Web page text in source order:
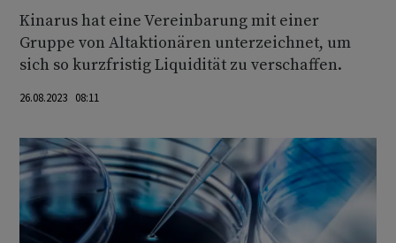
Kinarus hat eine Vereinbarung mit einer
Gruppe von Altaktionären unterzeichnet, um
sich so kurzfristig Liquidität zu verschaffen.
26.08.2023 08:11